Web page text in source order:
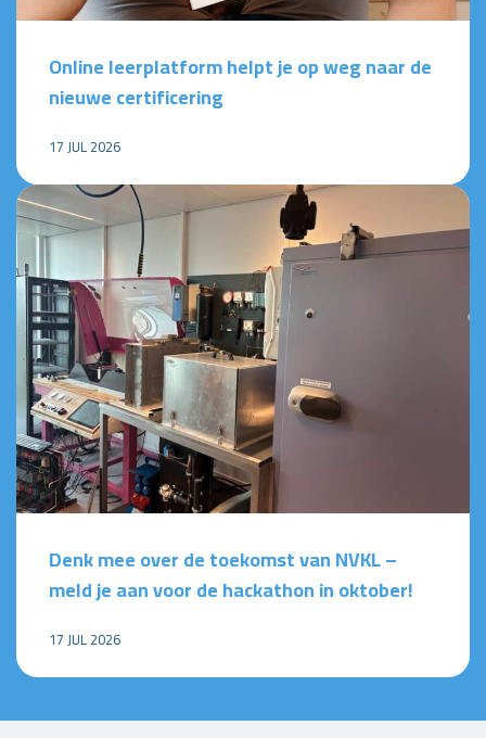
Online leerplatform helpt je op weg naar de
nieuwe certificering
17 JUL 2026
Denk mee over de toekomst van NVKL –
meld je aan voor de hackathon in oktober!
17 JUL 2026